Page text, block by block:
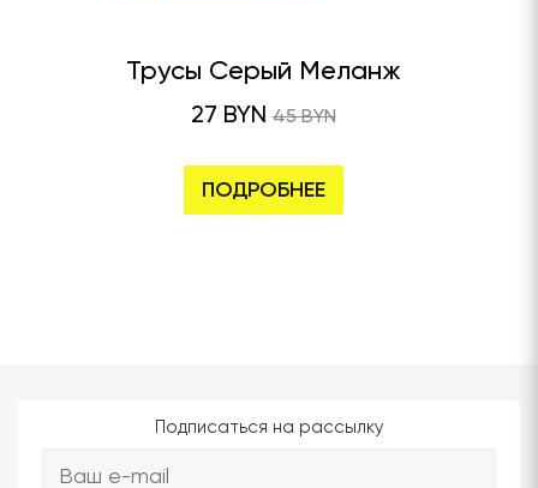
Трусы Серый Меланж
27 BYN 45 BYN
ПОДРОБНЕЕ
Подписаться на рассылку